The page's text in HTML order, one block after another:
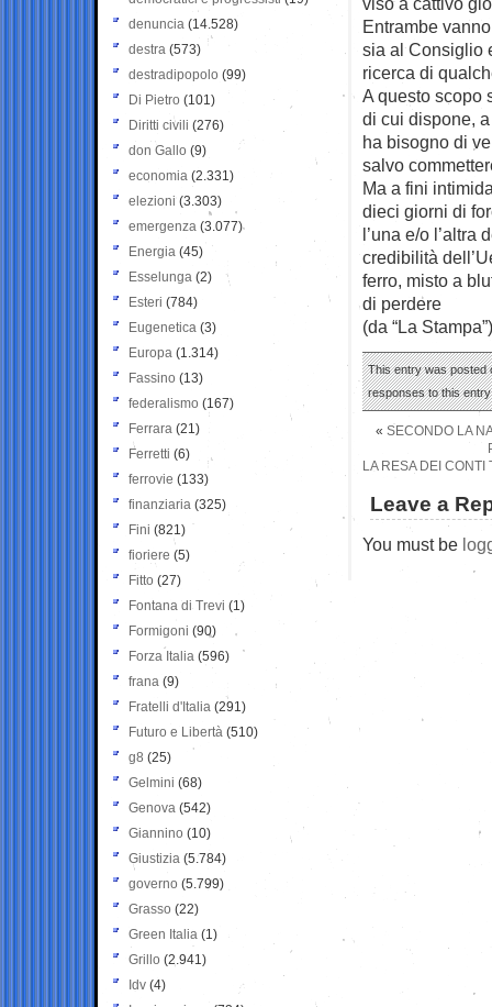
Entrambe
sia al Consiglio
ricerca di
A questo scopo
di cui dispone,
ha bisogno di
salvo
Ma a fini
dieci giorni di
l’una e/o l’altra
credibilità
ferro, misto a
di perdere
(da “La Stampa”)
This entry was posted
responses to this
« SECONDO LA
LA RESA DEI CONTI
Leave a
You must be
denuncia (14.528)
destra (573)
destradipopolo (99)
Di Pietro (101)
Diritti civili (276)
don Gallo (9)
economia (2.331)
elezioni (3.303)
emergenza (3.077)
Energia (45)
Esselunga (2)
Esteri (784)
Eugenetica (3)
Europa (1.314)
Fassino (13)
federalismo (167)
Ferrara (21)
Ferretti (6)
ferrovie (133)
finanziaria (325)
Fini (821)
fioriere (5)
Fitto (27)
Fontana di Trevi (1)
Formigoni (90)
Forza Italia (596)
frana (9)
Fratelli d'Italia (291)
Futuro e Libertà (510)
g8 (25)
Gelmini (68)
Genova (542)
Giannino (10)
Giustizia (5.784)
governo (5.799)
Grasso (22)
Green Italia (1)
Grillo (2.941)
Idv (4)